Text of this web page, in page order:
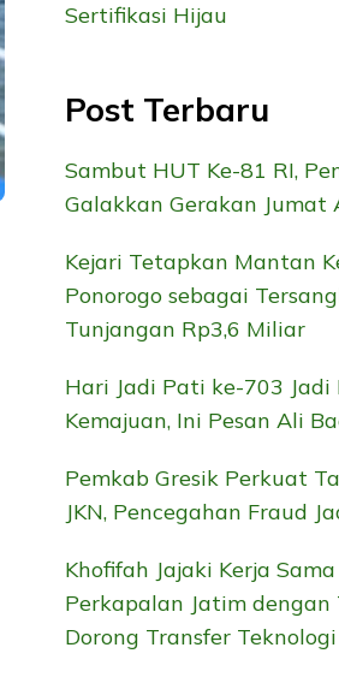
Sertifikasi Hijau
Post Terbaru
Sambut HUT Ke-81 RI,
Galakkan Gerakan Jumat
Kejari Tetapkan Mantan
Ponorogo sebagai
Tunjangan Rp3,6 Miliar
Hari Jadi Pati ke-703 Jadi
Kemajuan, Ini Pesan Ali
Pemkab Gresik Perkuat
JKN, Pencegahan Fraud
Khofifah Jajaki Kerja
Perkapalan Jatim dengan
Dorong Transfer Teknologi